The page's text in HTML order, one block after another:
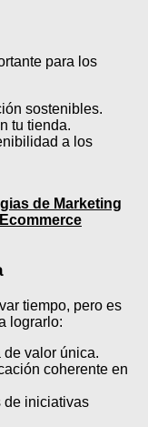
para los
sostenibles.
tu tienda.
a los
de Marketing
tiempo, pero es
lograrlo:
de valor única.
coherente en
de iniciativas